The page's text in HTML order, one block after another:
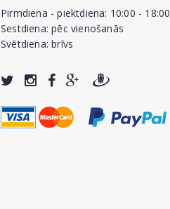
Pirmdiena - piektdiena: 10:00 - 18:00
Sestdiena: pēc vienošanās
Svētdiena: brīvs